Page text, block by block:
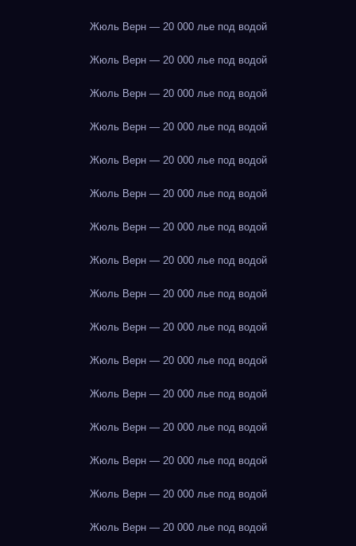
Жюль Верн — 20 000 лье под водой
Жюль Верн — 20 000 лье под водой
Жюль Верн — 20 000 лье под водой
Жюль Верн — 20 000 лье под водой
Жюль Верн — 20 000 лье под водой
Жюль Верн — 20 000 лье под водой
Жюль Верн — 20 000 лье под водой
Жюль Верн — 20 000 лье под водой
Жюль Верн — 20 000 лье под водой
Жюль Верн — 20 000 лье под водой
Жюль Верн — 20 000 лье под водой
Жюль Верн — 20 000 лье под водой
Жюль Верн — 20 000 лье под водой
Жюль Верн — 20 000 лье под водой
Жюль Верн — 20 000 лье под водой
Жюль Верн — 20 000 лье под водой